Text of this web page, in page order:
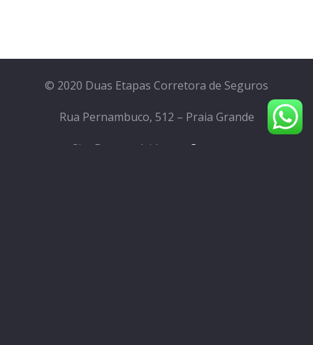
© 2020 Duas Etapas Corretora de Seguros
Rua Pernambuco, 512 – Praia Grande
Site Desenvolvido por Crowtoon